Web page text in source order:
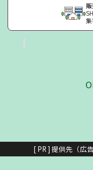
[ PR ] 提供先（広